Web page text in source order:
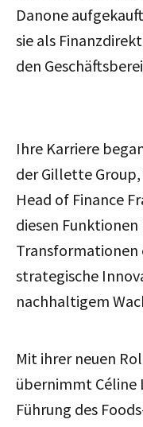
Danone
sie als
den
Ihre Karriere
der Gillette Group,
Head of Finance
diesen
strategische
nachhaltigem
Mit ihrer neuen
übernimmt Céline
Führung des